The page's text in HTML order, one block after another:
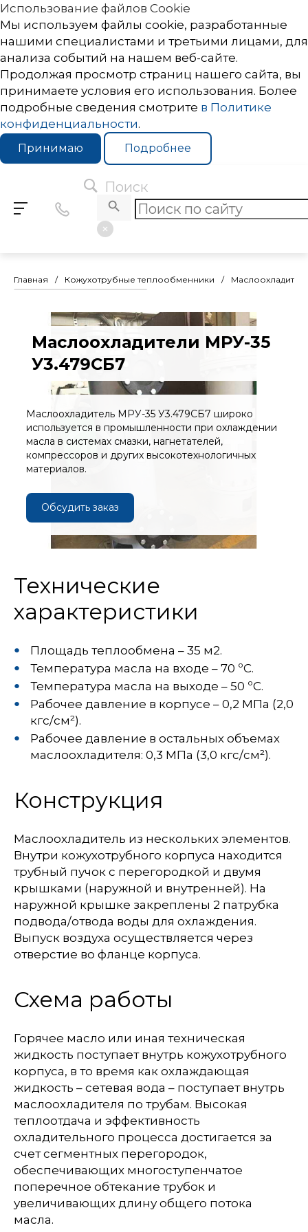
Использование файлов Cookie
Мы используем файлы cookie, разработанные
нашими специалистами и третьими лицами, для
анализа событий на нашем веб-сайте.
Продолжая просмотр страниц нашего сайта, вы
принимаете условия его использования. Более
подробные сведения смотрите в Политике
конфиденциальности.
Принимаю Подробнее
Поиск
Главная / Кожухотрубные теплообменники /
Маслоохладители МРУ-35
У3.479СБ7
Обсудить заказ
Маслоохладитель МРУ-35 У3.479СБ7 широко
используется в промышленности при охлаждении
масла в системах смазки, нагнетателей,
компрессоров и других высокотехнологичных
материалов.
Технические
характеристики
Площадь теплообмена – 35 м2.
Температура масла на входе – 70 ºС.
Температура масла на выходе – 50 ºС.
Рабочее давление в корпусе – 0,2 МПа (2,0
кгс/см²).
Рабочее давление в остальных объемах
маслоохладителя: 0,3 МПа (3,0 кгс/см²).
Конструкция
Маслоохладитель из нескольких элементов.
Внутри кожухотрубного корпуса находится
трубный пучок с перегородкой и двумя
крышками (наружной и внутренней). На
наружной крышке закреплены 2 патрубка
подвода/отвода воды для охлаждения.
Выпуск воздуха осуществляется через
отверстие во фланце корпуса.
Схема работы
Горячее масло или иная техническая
жидкость поступает внутрь кожухотрубного
корпуса, в то время как охлаждающая
жидкость – сетевая вода – поступает внутрь
маслоохладителя по трубам. Высокая
теплоотдача и эффективность
охладительного процесса достигается за
счет сегментных перегородок,
обеспечивающих многоступенчатое
поперечное обтекание трубок и
увеличивающих длину общего потока
масла.